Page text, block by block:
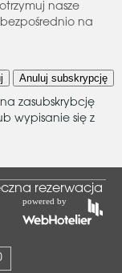
nasze
na
Anuluj subskrypcję
zasubskrybcję
wypisanie się z
rezerwacja